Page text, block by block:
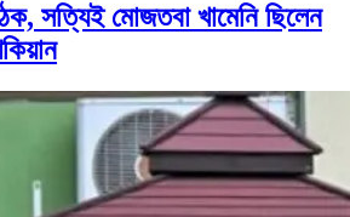
সত্যিই মোজতবা খামেনি ছিলেন